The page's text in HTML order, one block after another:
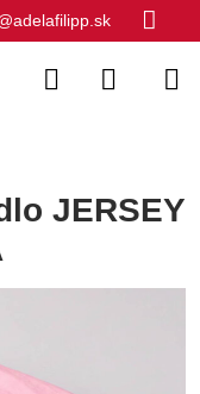
JERSEY